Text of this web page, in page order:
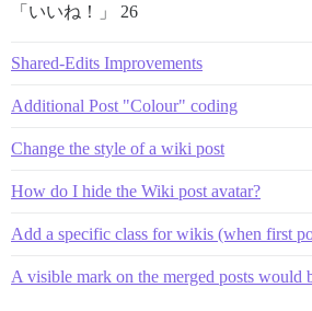
「いいね！」 26
Shared-Edits Improvements
Additional Post "Colour" coding
Change the style of a wiki post
How do I hide the Wiki post avatar?
Add a specific class for wikis (when first
A visible mark on the merged posts would